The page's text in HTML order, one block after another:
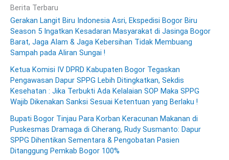
Berita Terbaru
Gerakan Langit Biru Indonesia Asri, Ekspedisi Bogor Biru
Season 5 Ingatkan Kesadaran Masyarakat di Jasinga Bogor
Barat, Jaga Alam & Jaga Kebersihan Tidak Membuang
Sampah pada Aliran Sungai !
Ketua Komisi IV DPRD Kabupaten Bogor Tegaskan
Pengawasan Dapur SPPG Lebih Ditingkatkan, Sekdis
Kesehatan : Jika Terbukti Ada Kelalaian SOP Maka SPPG
Wajib Dikenakan Sanksi Sesuai Ketentuan yang Berlaku !
Bupati Bogor Tinjau Para Korban Keracunan Makanan di
Puskesmas Dramaga di Ciherang, Rudy Susmanto: Dapur
SPPG Dihentikan Sementara & Pengobatan Pasien
Ditanggung Pemkab Bogor 100%